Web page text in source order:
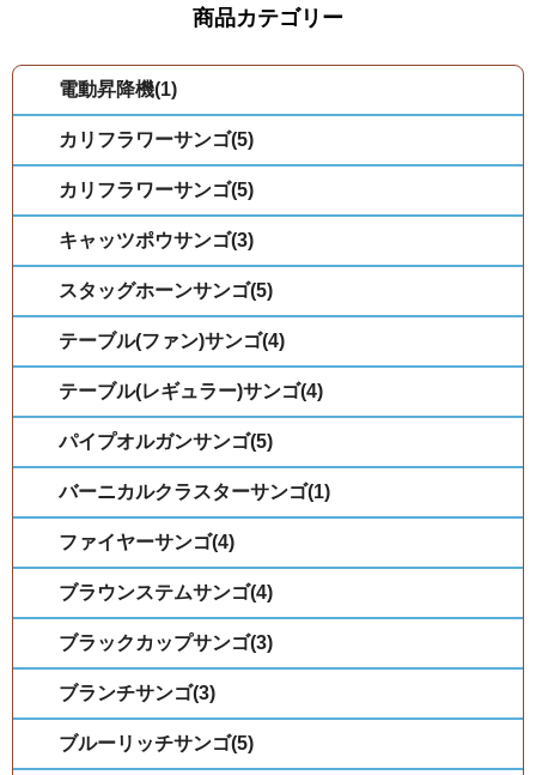
商品カテゴリー
電動昇降機(1)
カリフラワーサンゴ(5)
カリフラワーサンゴ(5)
キャッツポウサンゴ(3)
スタッグホーンサンゴ(5)
テーブル(ファン)サンゴ(4)
テーブル(レギュラー)サンゴ(4)
パイプオルガンサンゴ(5)
バーニカルクラスターサンゴ(1)
ファイヤーサンゴ(4)
ブラウンステムサンゴ(4)
ブラックカップサンゴ(3)
ブランチサンゴ(3)
ブルーリッチサンゴ(5)